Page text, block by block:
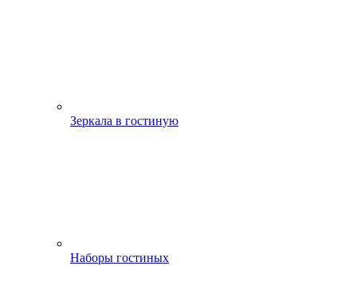
Зеркала в гостиную
Наборы гостиных